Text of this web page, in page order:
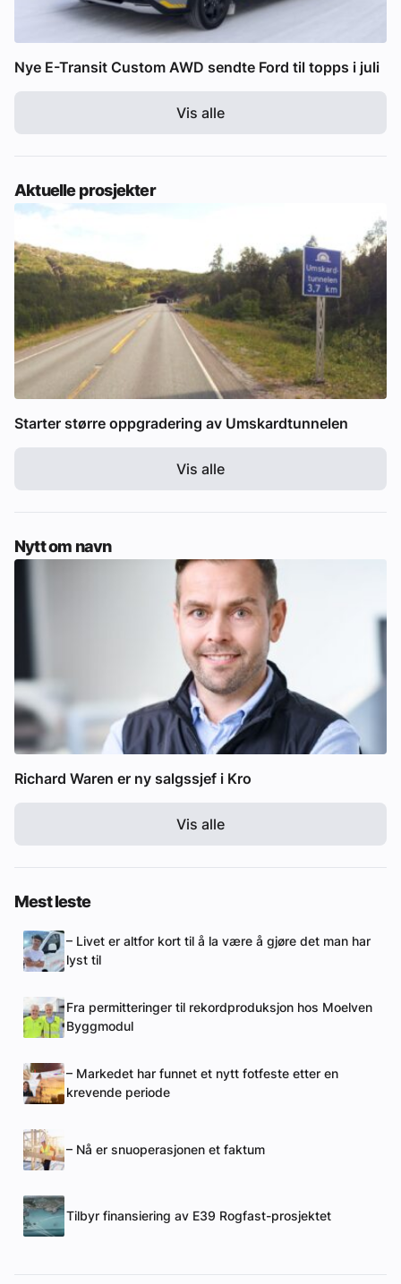
Nye E-Transit Custom AWD sendte Ford til topps i juli
Vis alle
Aktuelle prosjekter
Starter større oppgradering av Umskardtunnelen
Vis alle
Nytt om navn
Richard Waren er ny salgssjef i Kro
Vis alle
Mest leste
– Livet er altfor kort til å la være å gjøre det man har
lyst til
Fra permitteringer til rekordproduksjon hos Moelven
Byggmodul
– Markedet har funnet et nytt fotfeste etter en
krevende periode
– Nå er snuoperasjonen et faktum
Tilbyr finansiering av E39 Rogfast-prosjektet